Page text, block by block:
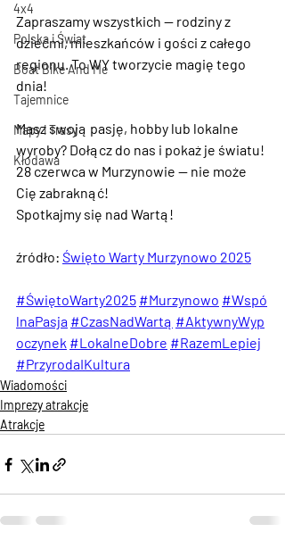
4x4
Polska i Świat
Boat Bike And Me
Tajemnice
Mapy i Trasy
Kłodawa
Zapraszamy wszystkich — rodziny z
dziećmi, mieszkańców i gości z całego
regionu. To WY tworzycie magię tego
dnia!
Masz swoją pasję, hobby lub lokalne
wyroby? Dołącz do nas i pokaż je światu!
28 czerwca w Murzynowie — nie może
Cię zabraknąć!
Spotkajmy się nad Wartą!
źródło: Święto Warty Murzynowo 2025
#ŚwiętoWarty2025 #Murzynowo #Wspó
lnaPasja #CzasNadWartą #AktywnyWyp
oczynek #LokalneDobre #RazemLepiej
#PrzyrodaIKultura
Wiadomości
Imprezy atrakcje
Atrakcje